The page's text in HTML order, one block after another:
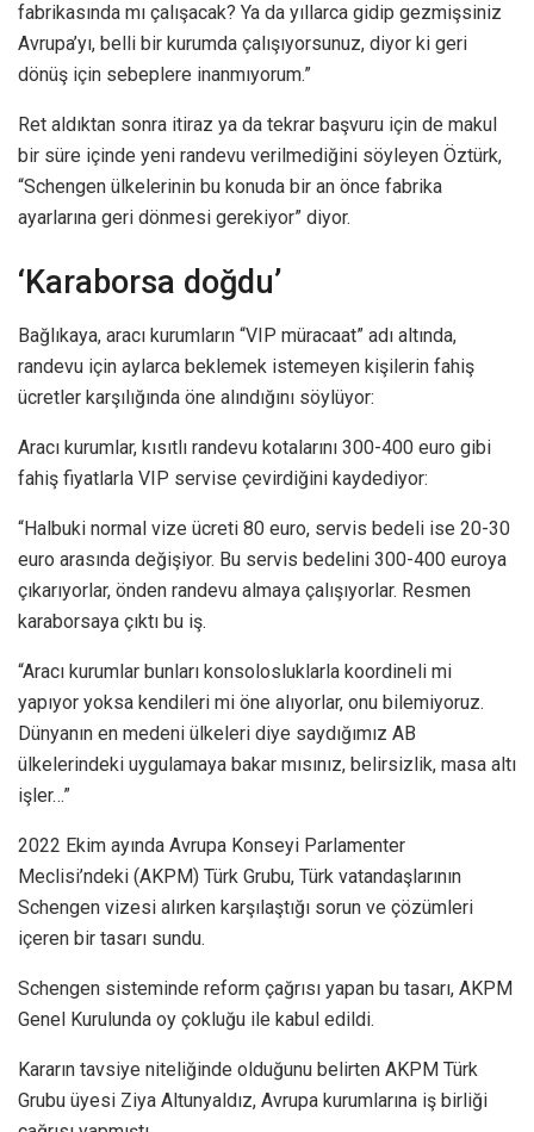
fabrikasında mı çalışacak? Ya da yıllarca gidip gezmişsiniz
Avrupa’yı, belli bir kurumda çalışıyorsunuz, diyor ki geri
dönüş için sebeplere inanmıyorum.”
Ret aldıktan sonra itiraz ya da tekrar başvuru için de makul
bir süre içinde yeni randevu verilmediğini söyleyen Öztürk,
“Schengen ülkelerinin bu konuda bir an önce fabrika
ayarlarına geri dönmesi gerekiyor” diyor.
‘Karaborsa doğdu’
Bağlıkaya, aracı kurumların “VIP müracaat” adı altında,
randevu için aylarca beklemek istemeyen kişilerin fahiş
ücretler karşılığında öne alındığını söylüyor:
Aracı kurumlar, kısıtlı randevu kotalarını 300-400 euro gibi
fahiş fiyatlarla VIP servise çevirdiğini kaydediyor:
“Halbuki normal vize ücreti 80 euro, servis bedeli ise 20-30
euro arasında değişiyor. Bu servis bedelini 300-400 euroya
çıkarıyorlar, önden randevu almaya çalışıyorlar. Resmen
karaborsaya çıktı bu iş.
“Aracı kurumlar bunları konsolosluklarla koordineli mi
yapıyor yoksa kendileri mi öne alıyorlar, onu bilemiyoruz.
Dünyanın en medeni ülkeleri diye saydığımız AB
ülkelerindeki uygulamaya bakar mısınız, belirsizlik, masa altı
işler…”
2022 Ekim ayında Avrupa Konseyi Parlamenter
Meclisi’ndeki (AKPM) Türk Grubu, Türk vatandaşlarının
Schengen vizesi alırken karşılaştığı sorun ve çözümleri
içeren bir tasarı sundu.
Schengen sisteminde reform çağrısı yapan bu tasarı, AKPM
Genel Kurulunda oy çokluğu ile kabul edildi.
Kararın tavsiye niteliğinde olduğunu belirten AKPM Türk
Grubu üyesi Ziya Altunyaldız, Avrupa kurumlarına iş birliği